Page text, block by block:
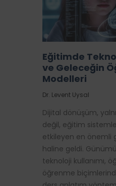
Eğitimde
ve Geleceğin
Modelleri
Dr. Levent Uysal
Dijital dönüşüm,
değil, eğitim
etkileyen en önemli
haline geldi.
teknoloji kullanımı,
öğrenme